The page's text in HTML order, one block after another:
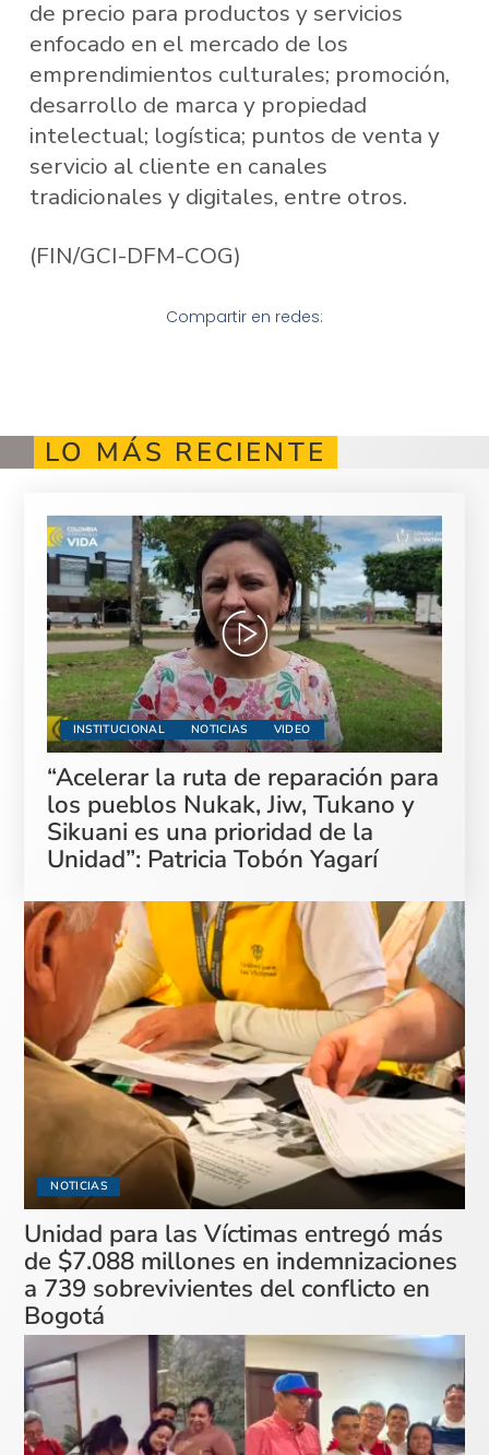
de precio para productos y servicios
enfocado en el mercado de los
emprendimientos culturales; promoción,
desarrollo de marca y propiedad
intelectual; logística; puntos de venta y
servicio al cliente en canales
tradicionales y digitales, entre otros.
(FIN/GCI-DFM-COG)
Compartir en redes:
LO MÁS RECIENTE
INSTITUCIONAL NOTICIAS VIDEO
“Acelerar la ruta de reparación para
los pueblos Nukak, Jiw, Tukano y
Sikuani es una prioridad de la
Unidad”: Patricia Tobón Yagarí
NOTICIAS
Unidad para las Víctimas entregó más
de $7.088 millones en indemnizaciones
a 739 sobrevivientes del conflicto en
Bogotá